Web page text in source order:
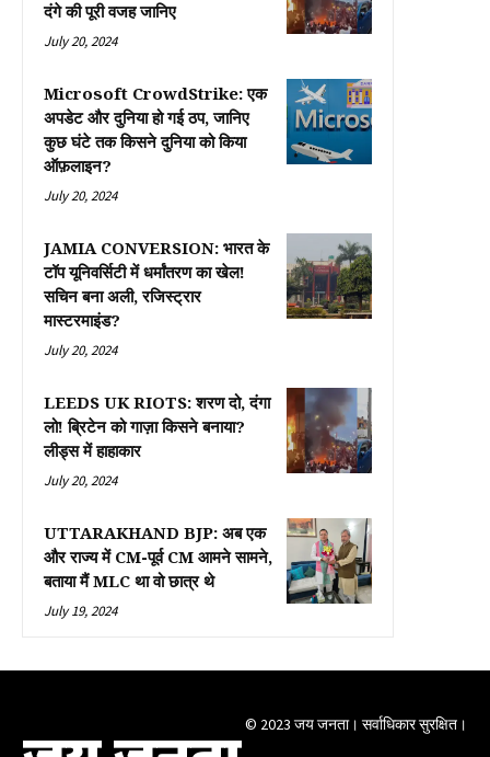
दंगे की पूरी वजह जानिए
July 20, 2024
Microsoft CrowdStrike: एक
अपडेट और दुनिया हो गई ठप, जानिए
कुछ घंटे तक किसने दुनिया को किया
ऑफ़लाइन?
July 20, 2024
JAMIA CONVERSION: भारत के
टॉप यूनिवर्सिटी में धर्मांतरण का खेल!
सचिन बना अली, रजिस्ट्रार
मास्टरमाइंड?
July 20, 2024
LEEDS UK RIOTS: शरण दो, दंगा
लो! ब्रिटेन को गाज़ा किसने बनाया?
लीड्स में हाहाकार
July 20, 2024
UTTARAKHAND BJP: अब एक
और राज्य में CM-पूर्व CM आमने सामने,
बताया मैं MLC था वो छात्र थे
July 19, 2024
© 2023 जय जनता। सर्वाधिकार सुरक्षित।